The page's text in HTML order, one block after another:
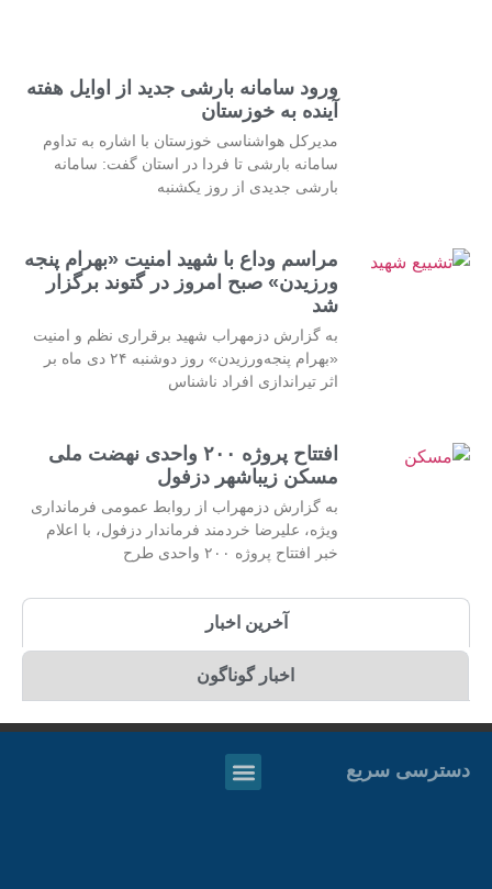
ورود سامانه بارشی جدید از اوایل هفته
آینده به خوزستان
مدیرکل هواشناسی خوزستان با اشاره به تداوم
سامانه بارشی تا فردا در استان گفت: سامانه
بارشی جدیدی از روز یکشنبه
مراسم وداع با شهید امنیت «بهرام پنجه
ورزیدن» صبح امروز در گتوند برگزار
شد
به گزارش دزمهراب شهید برقراری نظم و امنیت
«بهرام پنجه‌ورزیدن» روز دوشنبه ۲۴ دی ماه بر
اثر تیراندازی افراد ناشناس
افتتاح پروژه ۲۰۰ واحدی نهضت ملی
مسکن زیباشهر دزفول
به گزارش دزمهراب از روابط عمومی فرمانداری
ویژه، علیرضا خردمند فرماندار دزفول، با اعلام
خبر افتتاح پروژه ۲۰۰ واحدی طرح
آخرین اخبار
اخبار گوناگون
دسترسی سریع